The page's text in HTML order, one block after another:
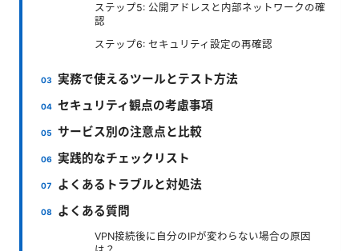
ステップ5: 公開アドレスと内部ネットワークの確
認
ステップ6: セキュリティ設定の再確認
実務で使えるツールとテスト方法
セキュリティ観点の考慮事項
サービス別の注意点と比較
実践的なチェックリスト
よくあるトラブルと対処法
よくある質問
VPN接続後に自分のIPが変わらない場合の原因